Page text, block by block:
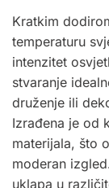
Kratkim
temperaturu
intenzitet
stvaranje
druženje ili
Izrađena je od
materijala, što
moderan
uklapa u